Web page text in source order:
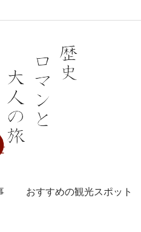
おすすめの観光スポット